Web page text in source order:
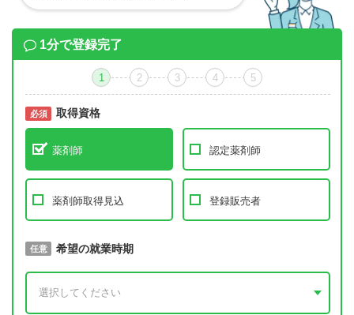
1分で登録完了
1 2 3 4 5
必須 取得資格
薬剤師 認定薬剤師
薬剤師取得見込 登録販売者
必須 取得予定年
任意 希望の就業時期